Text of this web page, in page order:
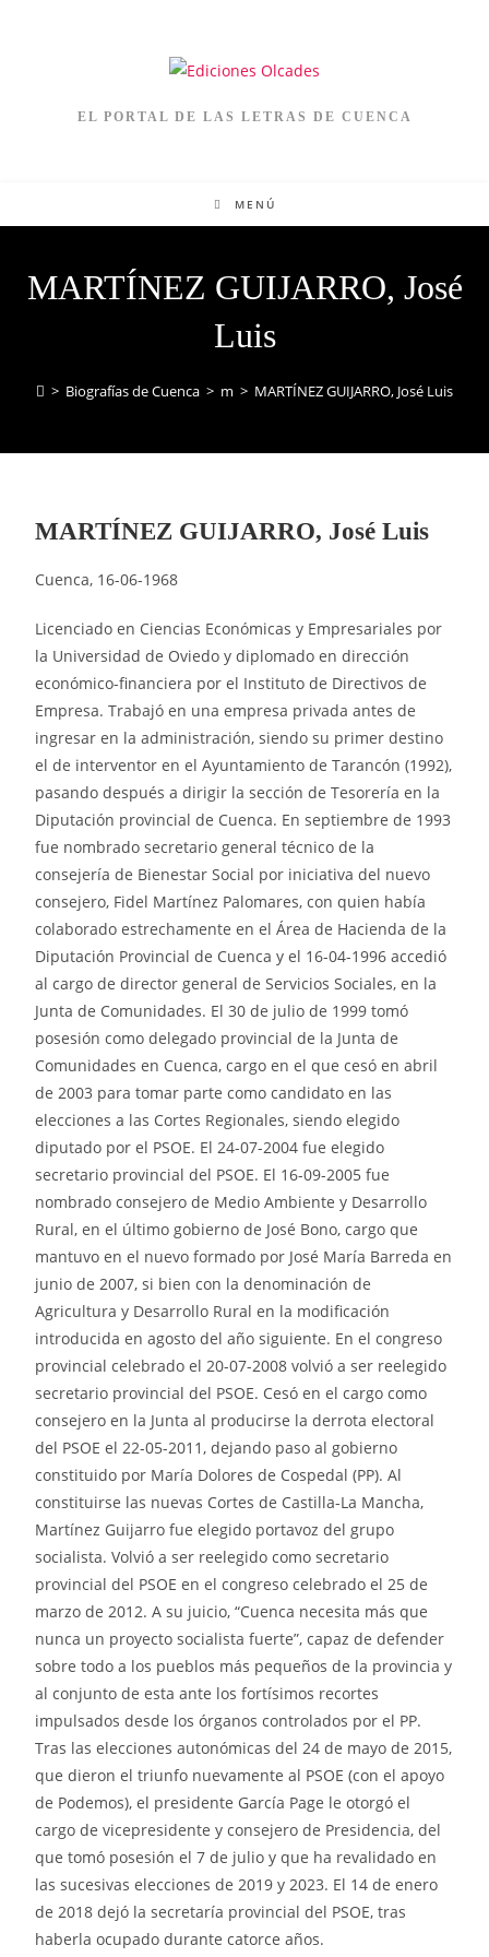
EL PORTAL DE LAS LETRAS DE CUENCA
MENÚ
MARTÍNEZ GUIJARRO, José
Luis
> Biografías de Cuenca > m > MARTÍNEZ GUIJARRO, José Luis
MARTÍNEZ GUIJARRO, José Luis
Cuenca, 16-06-1968
Licenciado en Ciencias Económicas y Empresariales por
la Universidad de Oviedo y diplomado en dirección
económico-financiera por el Instituto de Directivos de
Empresa. Trabajó en una empresa privada antes de
ingresar en la administración, siendo su primer destino
el de interventor en el Ayuntamiento de Tarancón (1992),
pasando después a dirigir la sección de Tesorería en la
Diputación provincial de Cuenca. En septiembre de 1993
fue nombrado secretario general técnico de la
consejería de Bienestar Social por iniciativa del nuevo
consejero, Fidel Martínez Palomares, con quien había
colaborado estrechamente en el Área de Hacienda de la
Diputación Provincial de Cuenca y el 16-04-1996 accedió
al cargo de director general de Servicios Sociales, en la
Junta de Comunidades. El 30 de julio de 1999 tomó
posesión como delegado provincial de la Junta de
Comunidades en Cuenca, cargo en el que cesó en abril
de 2003 para tomar parte como candidato en las
elecciones a las Cortes Regionales, siendo elegido
diputado por el PSOE. El 24-07-2004 fue elegido
secretario provincial del PSOE. El 16-09-2005 fue
nombrado consejero de Medio Ambiente y Desarrollo
Rural, en el último gobierno de José Bono, cargo que
mantuvo en el nuevo formado por José María Barreda en
junio de 2007, si bien con la denominación de
Agricultura y Desarrollo Rural en la modificación
introducida en agosto del año siguiente. En el congreso
provincial celebrado el 20-07-2008 volvió a ser reelegido
secretario provincial del PSOE. Cesó en el cargo como
consejero en la Junta al producirse la derrota electoral
del PSOE el 22-05-2011, dejando paso al gobierno
constituido por María Dolores de Cospedal (PP). Al
constituirse las nuevas Cortes de Castilla-La Mancha,
Martínez Guijarro fue elegido portavoz del grupo
socialista. Volvió a ser reelegido como secretario
provincial del PSOE en el congreso celebrado el 25 de
marzo de 2012. A su juicio, “Cuenca necesita más que
nunca un proyecto socialista fuerte”, capaz de defender
sobre todo a los pueblos más pequeños de la provincia y
al conjunto de esta ante los fortísimos recortes
impulsados desde los órganos controlados por el PP.
Tras las elecciones autonómicas del 24 de mayo de 2015,
que dieron el triunfo nuevamente al PSOE (con el apoyo
de Podemos), el presidente García Page le otorgó el
cargo de vicepresidente y consejero de Presidencia, del
que tomó posesión el 7 de julio y que ha revalidado en
las sucesivas elecciones de 2019 y 2023. El 14 de enero
de 2018 dejó la secretaría provincial del PSOE, tras
haberla ocupado durante catorce años.